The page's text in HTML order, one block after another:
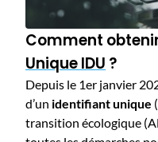
Comment
Unique IDU ?
Depuis le 1er janvier
d’un identifiant unique
transition écologique